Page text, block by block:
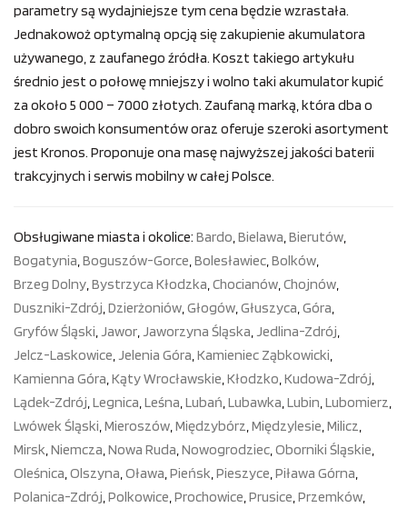
parametry są wydajniejsze tym cena będzie wzrastała.
Jednakowoż optymalną opcją się zakupienie akumulatora
używanego, z zaufanego źródła. Koszt takiego artykułu
średnio jest o połowę mniejszy i wolno taki akumulator kupić
za około 5 000 – 7000 złotych. Zaufaną marką, która dba o
dobro swoich konsumentów oraz oferuje szeroki asortyment
jest Kronos. Proponuje ona masę najwyższej jakości baterii
trakcyjnych i serwis mobilny w całej Polsce.
Obsługiwane miasta i okolice: Bardo,Bielawa,Bierutów,
Bogatynia,Boguszów-Gorce,Bolesławiec,Bolków,
Brzeg Dolny,Bystrzyca Kłodzka,Chocianów,Chojnów,
Duszniki-Zdrój,Dzierżoniów,Głogów,Głuszyca,Góra,
Gryfów Śląski,Jawor,Jaworzyna Śląska,Jedlina-Zdrój,
Jelcz-Laskowice,Jelenia Góra,Kamieniec Ząbkowicki,
Kamienna Góra,Kąty Wrocławskie,Kłodzko,Kudowa-Zdrój,
Lądek-Zdrój,Legnica,Leśna,Lubań,Lubawka,Lubin,Lubomierz,
Lwówek Śląski,Mieroszów,Międzybórz,Międzylesie,Milicz,
Mirsk,Niemcza,Nowa Ruda,Nowogrodziec,Oborniki Śląskie,
Oleśnica,Olszyna,Oława,Pieńsk,Pieszyce,Piława Górna,
Polanica-Zdrój,Polkowice,Prochowice,Prusice,Przemków,